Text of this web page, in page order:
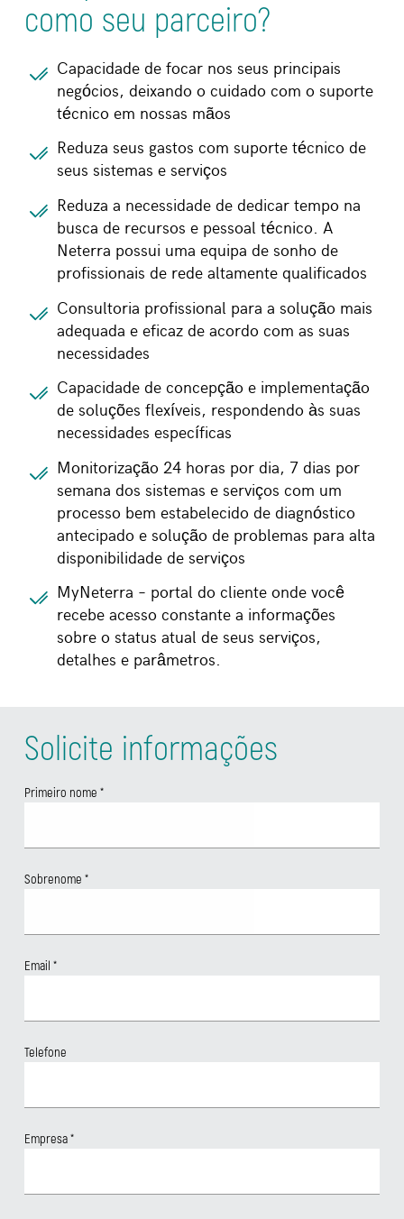
como seu parceiro?
Capacidade de focar nos seus principais
negócios, deixando o cuidado com o suporte
técnico em nossas mãos
Reduza seus gastos com suporte técnico de
seus sistemas e serviços
Reduza a necessidade de dedicar tempo na
busca de recursos e pessoal técnico. A
Neterra possui uma equipa de sonho de
profissionais de rede altamente qualificados
Consultoria profissional para a solução mais
adequada e eficaz de acordo com as suas
necessidades
Capacidade de concepção e implementação
de soluções flexíveis, respondendo às suas
necessidades específicas
Monitorização 24 horas por dia, 7 dias por
semana dos sistemas e serviços com um
processo bem estabelecido de diagnóstico
antecipado e solução de problemas para alta
disponibilidade de serviços
MyNeterra – portal do cliente onde você
recebe acesso constante a informações
sobre o status atual de seus serviços,
detalhes e parâmetros.
Solicite informações
Primeiro nome*
Sobrenome*
Email*
Telefone
Empresa*